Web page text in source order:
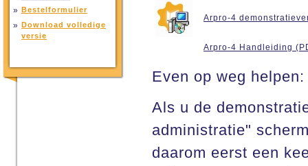
» Bestelformulier
» Download volledige
versie
Arpro-4
Arpro-4 Handleiding
Even op weg helpen:
Als u de
administratie"
daarom eerst een